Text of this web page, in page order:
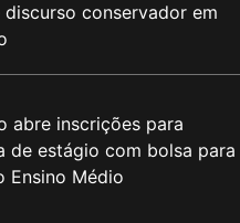
conservador em
abre inscrições para
de estágio com bolsa para
Ensino Médio